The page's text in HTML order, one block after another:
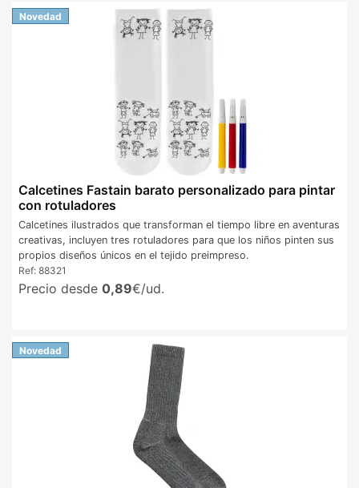
Novedad
Calcetines Fastain barato personalizado para pintar
con rotuladores
Calcetines ilustrados que transforman el tiempo libre en aventuras
creativas, incluyen tres rotuladores para que los niños pinten sus
propios diseños únicos en el tejido preimpreso.
Ref: 88321
Precio desde 0,89€/ud.
Novedad